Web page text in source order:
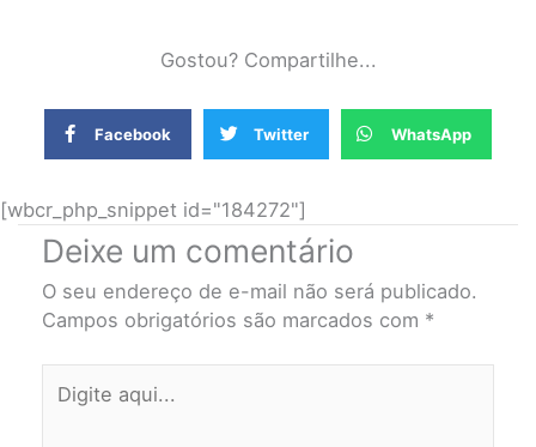
Gostou? Compartilhe...
Facebook Twitter WhatsApp
[wbcr_php_snippet id="184272"]
Deixe um comentário
O seu endereço de e-mail não será publicado.
Campos obrigatórios são marcados com *
aqui...